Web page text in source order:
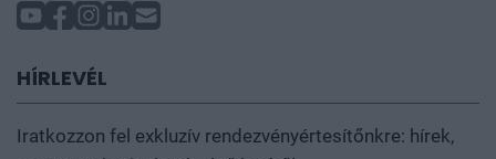
HÍRLEVÉL
Iratkozzon fel exkluzív rendezvényértesítőnkre: hírek,